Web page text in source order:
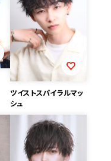
ツイストスパイラルマッ
シュ